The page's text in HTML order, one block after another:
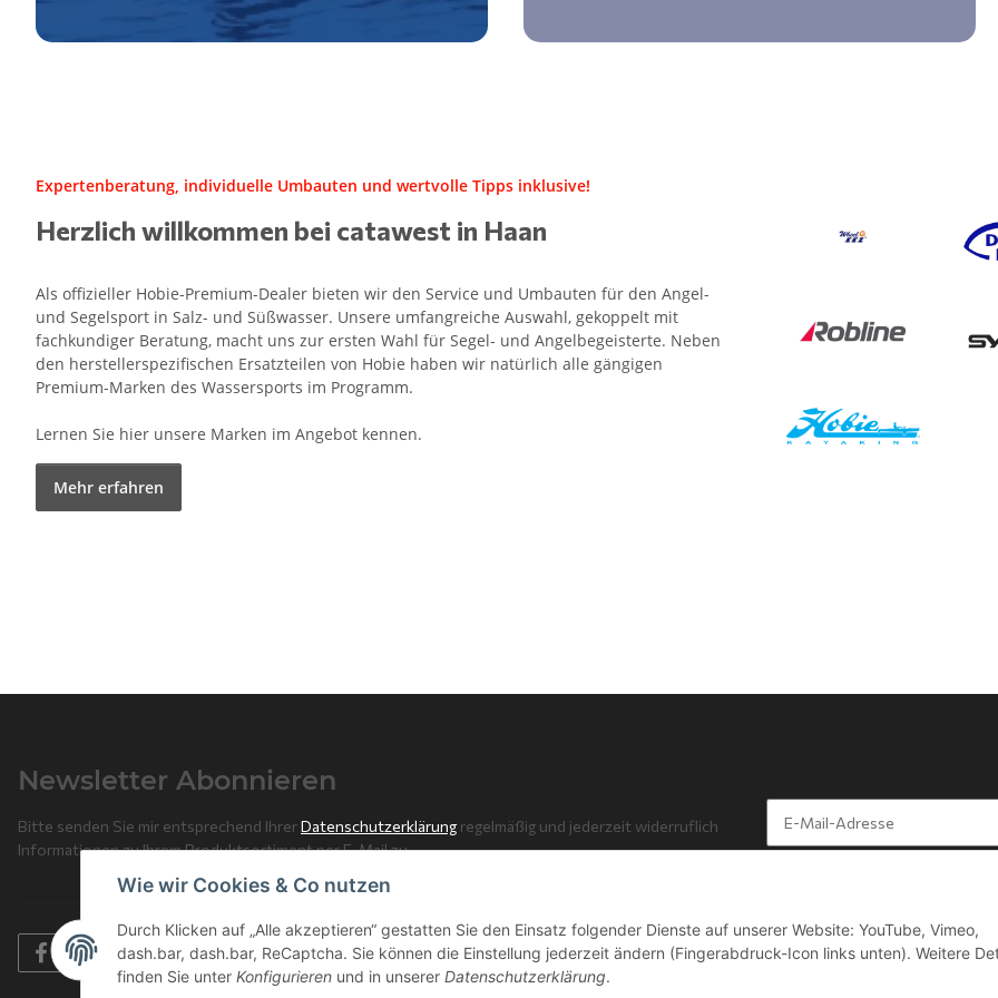
Wie wir Cookies & Co nutzen
Durch Klicken auf „Alle akzeptieren“ gestatten Sie den Einsatz folgender Dienste auf unserer Website: YouTube, Vimeo,
dash.bar, dash.bar, ReCaptcha. Sie können die Einstellung jederzeit ändern (Fingerabdruck-Icon links unten). Weitere
finden Sie unter Konfigurieren und in unserer Datenschutzerklärung.
Expertenberatung, individuelle Umbauten und wertvolle Tipps inklusive!
Herzlich willkommen bei catawest in Haan
Als offizieller Hobie-Premium-Dealer bieten wir den Service und Umbauten für den Angel-
und Segelsport in Salz- und Süßwasser. Unsere umfangreiche Auswahl, gekoppelt mit
fachkundiger Beratung, macht uns zur ersten Wahl für Segel- und Angelbegeisterte. Neben
den herstellerspezifischen Ersatzteilen von Hobie haben wir natürlich alle gängigen
Premium-Marken des Wassersports im Programm.
Lernen Sie hier unsere Marken im Angebot kennen.
Mehr erfahren
Newsletter Abonnieren
Bitte senden Sie mir entsprechend IhrerDatenschutzerklärungregelmäßig und jederzeit widerruflich
Informationen zu Ihrem Produktsortiment per E-Mail zu.
Newsletter Abonnieren